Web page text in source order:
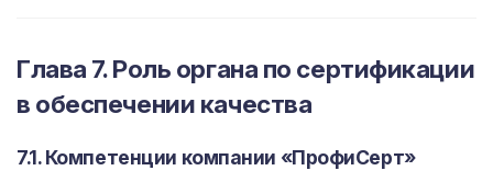
Глава 7. Роль органа по сертификации
в обеспечении качества
7.1. Компетенции компании «ПрофиСерт»